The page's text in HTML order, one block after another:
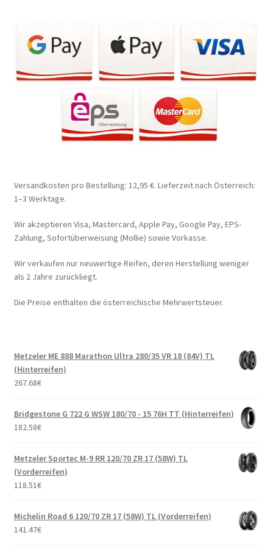
Versandkosten pro Bestellung: 12,95 €. Lieferzeit nach Österreich:
1–3 Werktage.
Wir akzeptieren Visa, Mastercard, Apple Pay, Google Pay, EPS-
Zahlung, Sofortüberweisung (Mollie) sowie Vorkasse.
Wir verkaufen nur neuwertige Reifen, deren Herstellung weniger
als 2 Jahre zurückliegt.
Die Preise enthalten die österreichische Mehrwertsteuer.
Metzeler ME 888 Marathon Ultra 280/35 VR 18 (84V) TL
(Hinterreifen)
267.68€
Bridgestone G 722 G WSW 180/70 - 15 76H TT (Hinterreifen)
182.58€
Metzeler Sportec M-9 RR 120/70 ZR 17 (58W) TL
(Vorderreifen)
118.51€
Michelin Road 6 120/70 ZR 17 (58W) TL (Vorderreifen)
141.47€